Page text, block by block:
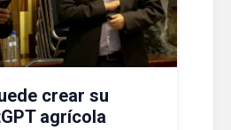
crear su
agrícola